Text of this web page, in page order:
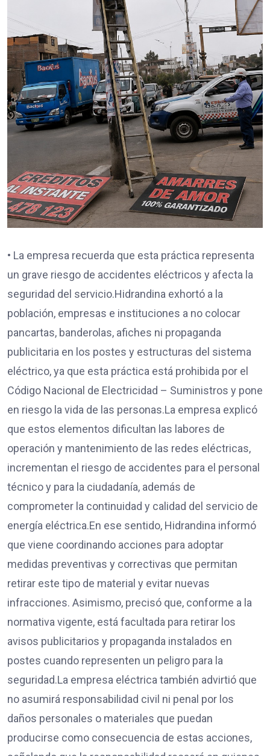
• La empresa recuerda que esta práctica representa
un grave riesgo de accidentes eléctricos y afecta la
seguridad del servicio.Hidrandina exhortó a la
población, empresas e instituciones a no colocar
pancartas, banderolas, afiches ni propaganda
publicitaria en los postes y estructuras del sistema
eléctrico, ya que esta práctica está prohibida por el
Código Nacional de Electricidad – Suministros y pone
en riesgo la vida de las personas.La empresa explicó
que estos elementos dificultan las labores de
operación y mantenimiento de las redes eléctricas,
incrementan el riesgo de accidentes para el personal
técnico y para la ciudadanía, además de
comprometer la continuidad y calidad del servicio de
energía eléctrica.En ese sentido, Hidrandina informó
que viene coordinando acciones para adoptar
medidas preventivas y correctivas que permitan
retirar este tipo de material y evitar nuevas
infracciones. Asimismo, precisó que, conforme a la
normativa vigente, está facultada para retirar los
avisos publicitarios y propaganda instalados en
postes cuando representen un peligro para la
seguridad.La empresa eléctrica también advirtió que
no asumirá responsabilidad civil ni penal por los
daños personales o materiales que puedan
producirse como consecuencia de estas acciones,